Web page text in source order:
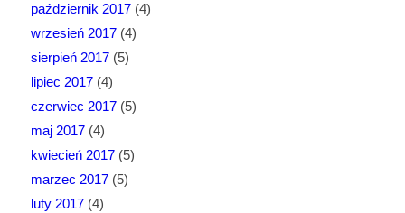
październik 2017(4)
wrzesień 2017(4)
sierpień 2017(5)
lipiec 2017(4)
czerwiec 2017(5)
maj 2017(4)
kwiecień 2017(5)
marzec 2017(5)
luty 2017(4)